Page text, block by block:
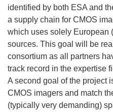
identified by both ESA and
a supply chain for CMOS
which uses solely European
sources. This goal will be
consortium as all partners
track record in the expertise
A second goal of the project
CMOS imagers and match
(typically very demanding)